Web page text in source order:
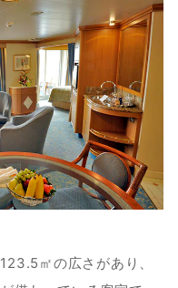
㎡の広さがあり、